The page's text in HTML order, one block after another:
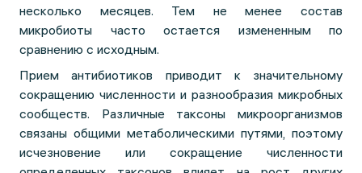
несколько месяцев. Тем не менее состав
микробиоты часто остается измененным по
сравнению с исходным.
Прием антибиотиков приводит к значительному
сокращению численности и разнообразия микробных
сообществ. Различные таксоны микроорганизмов
связаны общими метаболическими путями, поэтому
исчезновение или сокращение численности